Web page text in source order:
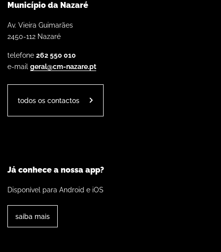
Município da Nazaré
Av. Vieira Guimarães
2450-112 Nazaré
telefone 262 550 010
e-mail geral@cm-nazare.pt
todos os contactos
Já conhece a nossa app?
Disponível para Android e iOS
saiba mais